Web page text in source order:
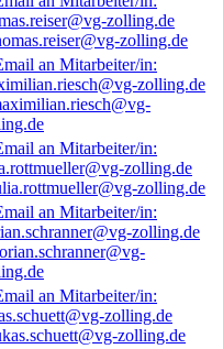
zolling.de
zolling.de
zolling.de